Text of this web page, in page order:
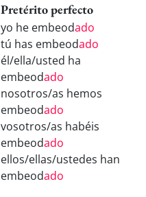
Pretérito perfecto
yo he embeodado
tú has embeodado
él/ella/usted ha
embeodado
nosotros/as hemos
embeodado
vosotros/as habéis
embeodado
ellos/ellas/ustedes han
embeodado